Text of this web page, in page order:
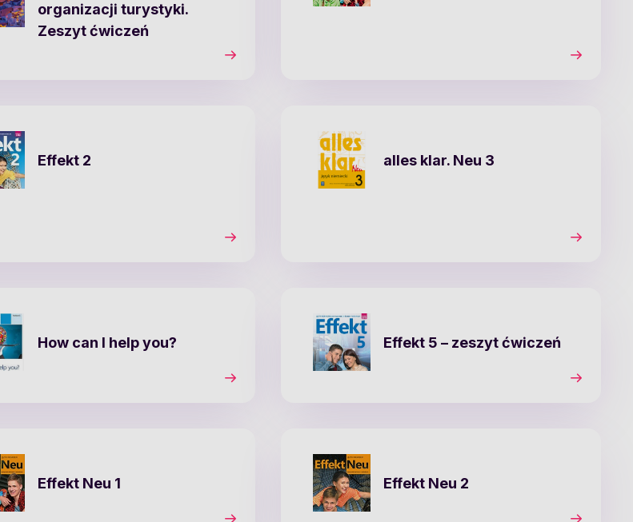
organizacji turystyki.
Zeszyt ćwiczeń
Effekt 2 alles klar. Neu 3
How can I help you? Effekt 5 – zeszyt ćwiczeń
Effekt Neu 1 Effekt Neu 2